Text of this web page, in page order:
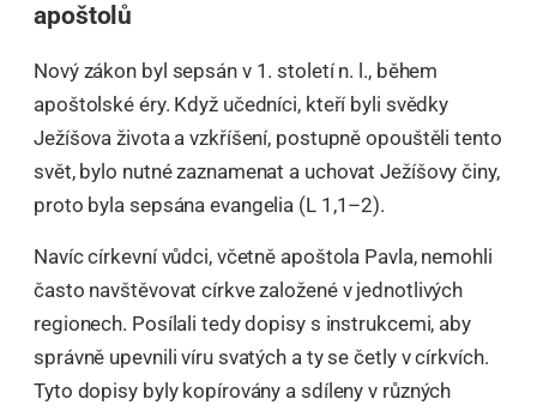
apoštolů
Nový zákon byl sepsán v 1. století n. l., během
apoštolské éry. Když učedníci, kteří byli svědky
Ježíšova života a vzkříšení, postupně opouštěli tento
svět, bylo nutné zaznamenat a uchovat Ježíšovy činy,
proto byla sepsána evangelia (L 1,1–2).
Navíc církevní vůdci, včetně apoštola Pavla, nemohli
často navštěvovat církve založené v jednotlivých
regionech. Posílali tedy dopisy s instrukcemi, aby
správně upevnili víru svatých a ty se četly v církvích.
Tyto dopisy byly kopírovány a sdíleny v různých